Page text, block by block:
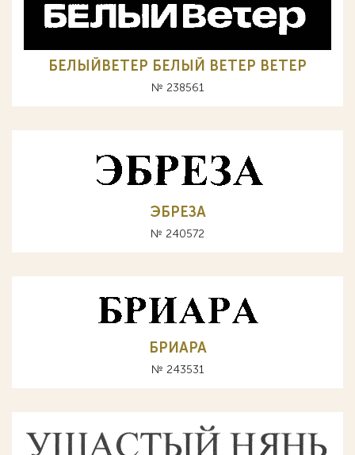
БЕЛЫЙВЕТЕР БЕЛЫЙ ВЕТЕР BETEP
№ 238561
ЭБРЕЗА
№ 240572
БРИАРА
№ 243531